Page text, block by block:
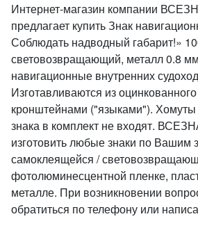
Интернет-магазин компании
предлагает купить Знак
Соблюдать надводный габарит!»
световозвращающий, металл 0.8
навигационные внутренних
Изготавливаются из
кронштейнами ("языками"). Хомуты
знака в комплект не входят.
изготовить любые знаки по Вашим
самоклеящейся /
фотолюминесцентной пленке,
металле. При возникновении
обратиться по телефону или